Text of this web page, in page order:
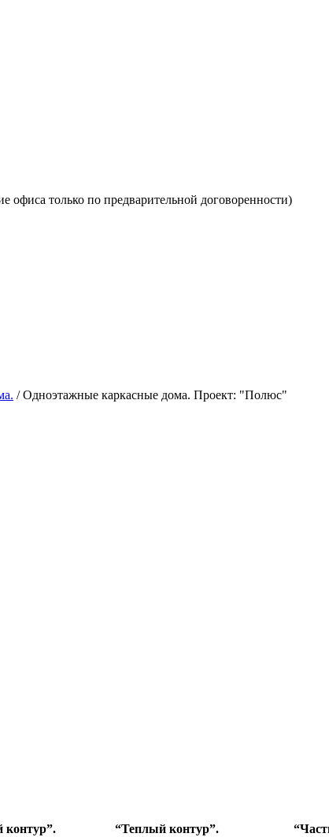
только по предварительной договоренности)
/Одноэтажные каркасные дома. Проект: "Полюс"
контур”.
“Теплый контур”.